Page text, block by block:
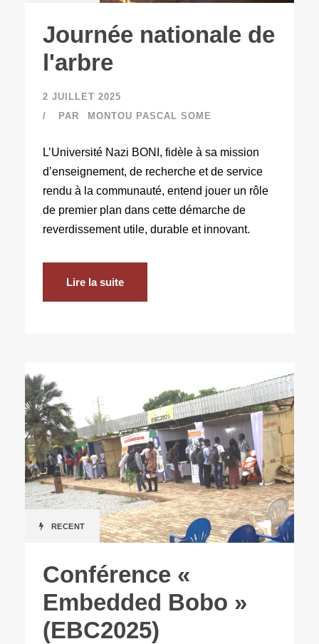
Journée nationale de
l'arbre
2 JUILLET 2025
PAR
MONTOU PASCAL SOME
L’Université Nazi BONI, fidèle à sa mission
d’enseignement, de recherche et de service
rendu à la communauté, entend jouer un rôle
de premier plan dans cette démarche de
reverdissement utile, durable et innovant.
Lire la suite
RECENT
Conférence «
Embedded Bobo »
(EBC2025)